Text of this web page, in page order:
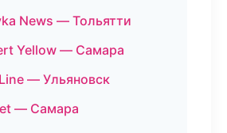
News — Тольятти
Yellow — Самара
— Ульяновск
— Самара